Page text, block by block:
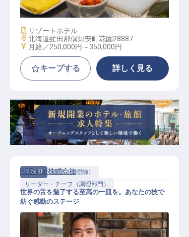
施設業態
リゾートホテル
勤務地
北海道虻田郡倶知安町花園28887
給与
月給／250,000円～ 350,000円
キープする 詳しく見る
正社員
調理（調理師）
リーダー・チーフ（調理部門）
H2Group株式会社
世界の舌を魅了する至高の一皿を。あなたの技で
紡ぐ感動のステージ